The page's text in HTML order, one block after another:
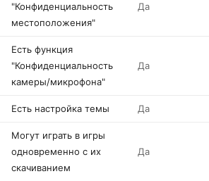
"Конфиденциальность
местоположения"
Да
Есть функция
"Конфиденциальность
камеры/микрофона"
Да
Есть настройка темы Да
Могут играть в игры
одновременно с их
скачиванием
Да